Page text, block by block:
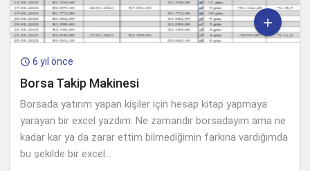

 6 yıl önce
Borsa Takip Makinesi
Borsada yatırım yapan kişiler için hesap kitap yapmaya
yarayan bir excel yazdım. Ne zamandır borsadayım ama ne
kadar kar ya da zarar ettim bilmediğimin farkına vardığımda
bu şekilde bir excel...